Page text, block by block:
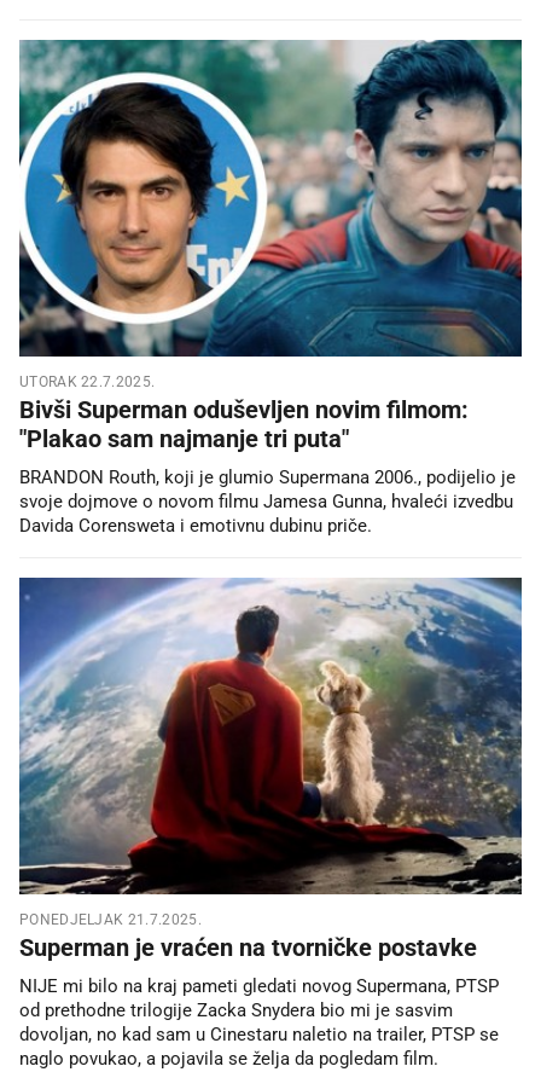
UTORAK 22.7.2025.
Bivši Superman oduševljen novim filmom:
"Plakao sam najmanje tri puta"
BRANDON Routh, koji je glumio Supermana 2006., podijelio je
svoje dojmove o novom filmu Jamesa Gunna, hvaleći izvedbu
Davida Corensweta i emotivnu dubinu priče.
PONEDJELJAK 21.7.2025.
Superman je vraćen na tvorničke postavke
NIJE mi bilo na kraj pameti gledati novog Supermana, PTSP
od prethodne trilogije Zacka Snydera bio mi je sasvim
dovoljan, no kad sam u Cinestaru naletio na trailer, PTSP se
naglo povukao, a pojavila se želja da pogledam film.